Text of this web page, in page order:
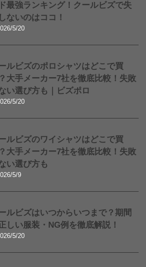
最強ランキング！クールビズで失
ないのはココ！
5/20
ルビズのポロシャツはどこで買
大手メーカー7社を徹底比較！失敗
ない選び方も｜ビズポロ
5/20
ルビズのワイシャツはどこで買
大手メーカー7社を徹底比較！失敗
ない選び方も
5/9
ルビズはいつからいつまで？期間
しい服装・NG例を徹底解説！
5/20